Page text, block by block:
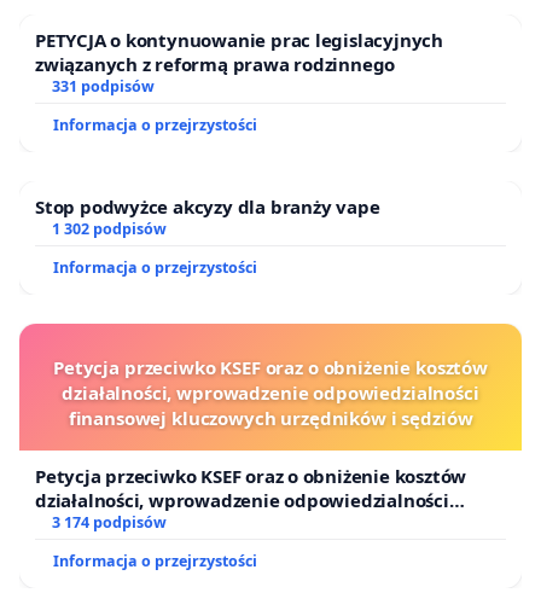
PETYCJA o kontynuowanie prac legislacyjnych
związanych z reformą prawa rodzinnego
331 podpisów
Informacja o przejrzystości
Stop podwyżce akcyzy dla branży vape
1 302 podpisów
Informacja o przejrzystości
Petycja przeciwko KSEF oraz o obniżenie kosztów
działalności, wprowadzenie odpowiedzialności
finansowej kluczowych urzędników i sędziów
Petycja przeciwko KSEF oraz o obniżenie kosztów
działalności, wprowadzenie odpowiedzialności
finansowej kluczowych urzędników i sędziów
3 174 podpisów
Informacja o przejrzystości